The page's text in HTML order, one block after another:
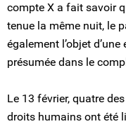
compte X a fait savoir
tenue la même nuit, le
également l’objet
présumée dans le
Le 13 février, quatre
droits humains ont été